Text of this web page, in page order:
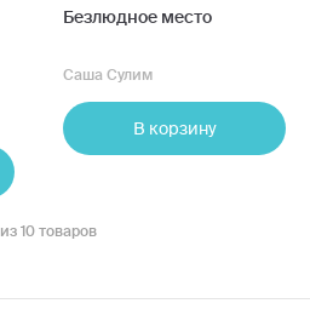
Безлюдное место
Саша Сулим
В корзину
из 10 товаров